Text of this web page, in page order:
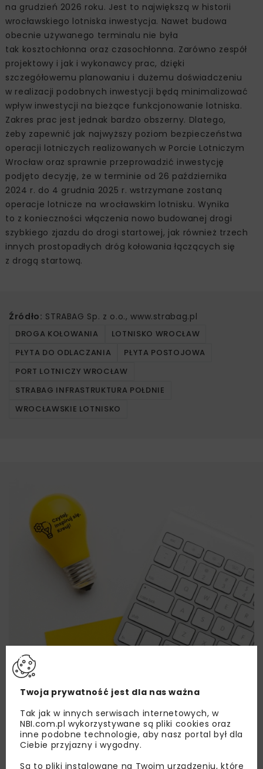
na grudzień 2026 roku. Jest to największą w historii
wrocławskiego lotniska inwestycja. Nawet budowa
obecnie używanego terminalu nie była
tak kosztochłonna oraz czasochłonna. Zarówno zespół
projektowy i jak i wykonawcy prac, dzięki
szczegółowemu planowaniu i dużemu doświadczeniu
w realizacji podobnych inwestycji będą minimalizować
wpływ inwestycji na bieżące funkcjonowanie lotniska.
Zakres prac jest jednak bardzo obszerny. Dlatego,
żeby zapewnić jak najwyższy poziom bezpieczeństwa
operacji lotniczych realizowanych w Porcie Lotniczym
Wrocław oraz sprawnie przeprowadzić inwestycję
podjęto decyzję, że w terminie od 26 października
2024 r. do 4 grudnia 2025 r. wstrzymane zostaną
operacje lotnicze na wrocławskim lotnisku. Wynika
to z konieczności włączenia nowo budowanej drogi
szybkiego zjazdu do drogi startowej, jak również trzech
innych prostopadłych dróg kołowania łączących się
z drogą startową.
Źródło: STRABAG Sp. z o.o., www.strabag.pl
DROGA KOŁOWANIA
LOTNISKO WROCŁAW
PŁYTA DO ODLACZANIA
PŁYTA POSTOJOWA
PORT LOTNICZY WROCŁAW
STRABAG INFRASTRUKTURA POŁDNIE
WROCŁAWSKIE LOTNISKO
Lubisz wiedzieć więcej?
Zapisz się do newslettera aby otrzymywać od
nas najlepsze informacje branżowe,
Twoja prywatność jest dla nas ważna
Tak jak w innych serwisach internetowych, w
NBI.com.pl wykorzystywane są pliki cookies oraz
inne podobne technologie, aby nasz portal był dla
Ciebie przyjazny i wygodny.
Są to pliki instalowane na Twoim urządzeniu, które